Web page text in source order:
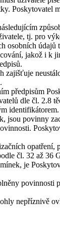
tj. pro
osobních
jakož i
předpisům
dle čl.
identifikátorem.
jsou povinny
čl. 32 až
je